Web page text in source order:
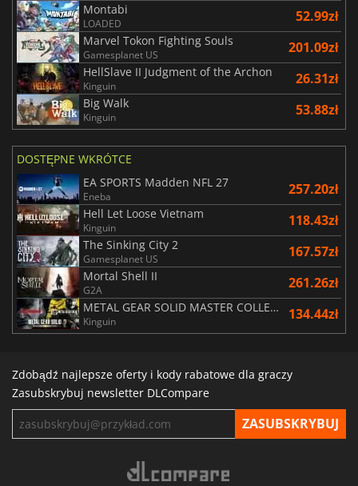
Montabi
LOADED 52.99zł
Marvel Tokon Fighting Souls
Gamesplanet US 201.09zł
HellSlave II Judgment of the Archon
Kinguin 26.31zł
Big Walk
Kinguin 53.88zł
DOSTĘPNE WKRÓTCE
EA SPORTS Madden NFL 27
Eneba 257.20zł
Hell Let Loose Vietnam
Kinguin 118.43zł
The Sinking City 2
Gamesplanet US 167.57zł
Mortal Shell II
G2A 261.26zł
METAL GEAR SOLID MASTER COLLECTION Vol.2
Kinguin 134.44zł
Zdobądź najlepsze oferty i kody rabatowe dla graczy
Zasubskrybuj newsletter DLCompare